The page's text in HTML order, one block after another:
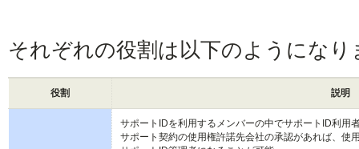
それぞれの役割は以下のようになり
役割 説明
サポートIDを利用するメンバーの中でサポートID利用
サポート契約の使用権許諾先会社の承認があれば、使